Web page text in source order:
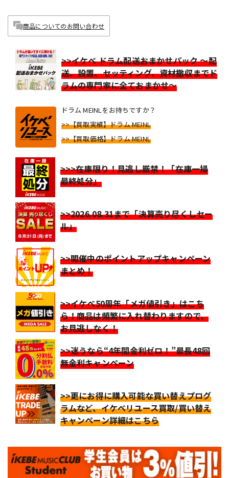
商品についてのお問い合わせ
>>イケベ ドラム配送おまかせパック ～配
送、設置、セッティング、資材撤収までド
ラムの専門家に全ておまかせ～
ドラム MEINLをお持ちですか？
>>【買取実績】ドラム MEINL
>>【買取価格】ドラム MEINL
>>>在庫限り！見逃し厳禁！「在庫一掃
最終処分」
>>2026.08.31まで「決算売り尽くしセー
ル」
>>開催中のポイントアップキャンペーン
まとめ！
>>イケベ50周年「メガ値引き」はこち
ら！商品は頻繁に入れ替わりますので、
お見逃しなく！
>>迷うなら“4年間金利ゼロ！”最長48回
無金利キャンペーン
>>更にお得に購入可能な買い替えプログ
ラムなど、イケベリユース買取/買い替え
キャンペーン詳細はこちら